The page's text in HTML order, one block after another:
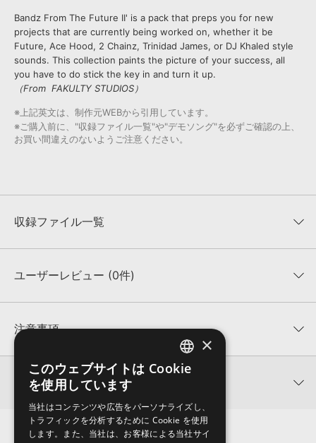
Bandz From The Future II' is a pack that preps you for new
projects that are currently being worked on, whether it be
Future, Ace Hood, 2 Chainz, Trinidad James, or DJ Khaled style
sounds. This collection paints the picture of your success, all
you have to do stick the key in and turn it up.
（From FAKULTY STUDIOS）
※上記英文は、制作元WEBから引用しています。
※ご購入前に、"収録ファイル一覧"や"デモソング"を必ずご確認の上、
お買い間違えのないようご注意ください。
収録ファイル一覧
収録ファイル一覧
ユーザーレビュー (0件)
★★★★★
★5
★4
★3
★2
★1
注意事項
KONTAKTフォーマットについて：
サンプルパック製品の
KONTAKTフォーマットは、製品版KONTAKT（別売）
でお使いいただけます。無償版のKONTAKT PLAYERではお使いい
ただけませんので、ご注意ください。また、「ライブラリ・タブ」
への表示にも対応しておりません。
4GBを超えるデータに関するご注意：FAT32でフォーマットされた
関連情報
FAKULTY STUDIOS 製品一覧
ENGLISH
×
このウェブサイトは Cookie
を使用しています
当社はコンテンツや広告をパーソナライズし、
トラフィックを分析するために Cookie を使用
します。また、当社は、お客様による当社サイ